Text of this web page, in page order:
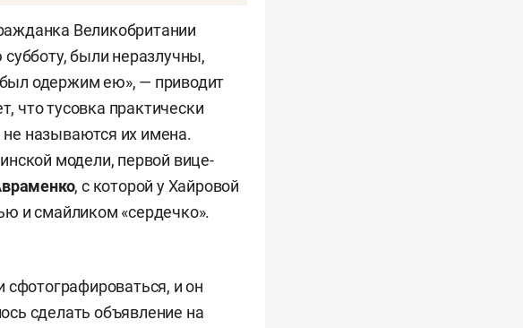
Великобритании
были неразлучны,
одержим ею», — приводит
что тусовка практически
не называются их имена.
модели, первой вице-
, с которой у Хайровой
и смайликом «сердечко».
и он
сделать объявление на